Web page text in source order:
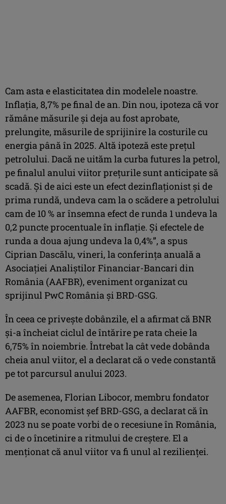
Cam asta e elasticitatea din modelele noastre.
Inflaţia, 8,7% pe final de an. Din nou, ipoteza că vor
rămâne măsurile şi deja au fost aprobate,
prelungite, măsurile de sprijinire la costurile cu
energia până în 2025. Altă ipoteză este preţul
petrolului. Dacă ne uităm la curba futures la petrol,
pe finalul anului viitor preţurile sunt anticipate să
scadă. Şi de aici este un efect dezinflaţionist şi de
prima rundă, undeva cam la o scădere a petrolului
cam de 10 % ar însemna efect de runda 1 undeva la
0,2 puncte procentuale în inflaţie. Şi efectele de
runda a doua ajung undeva la 0,4%”, a spus
Ciprian Dascălu, vineri, la conferinţa anuală a
Asociaţiei Analiştilor Financiar-Bancari din
România (AAFBR), eveniment organizat cu
sprijinul PwC România şi BRD-GSG.
În ceea ce priveşte dobânzile, el a afirmat că BNR
şi-a încheiat ciclul de întărire pe rata cheie la
6,75% în noiembrie. Întrebat la cât vede dobânda
cheia anul viitor, el a declarat că o vede constantă
pe tot parcursul anului 2023.
De asemenea, Florian Libocor, membru fondator
AAFBR, economist şef BRD-GSG, a declarat că în
2023 nu se poate vorbi de o recesiune în România,
ci de o încetinire a ritmului de creştere. El a
menţionat că anul viitor va fi unul al rezilienţei.